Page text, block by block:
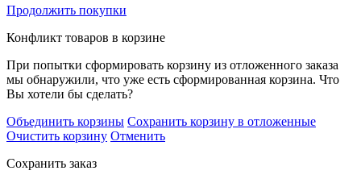
Продолжить покупки
Конфликт товаров в корзине
При попытки сформировать корзину из отложенного заказа
мы обнаружили, что уже есть сформированная корзина. Что
Вы хотели бы сделать?
Объединить корзины Сохранить корзину в отложенные
Очистить корзину Отменить
Сохранить заказ